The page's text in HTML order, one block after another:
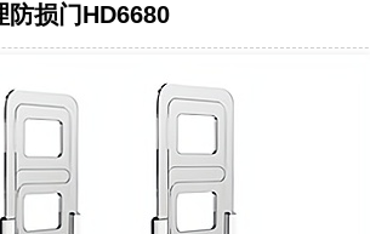
防损门HD6680